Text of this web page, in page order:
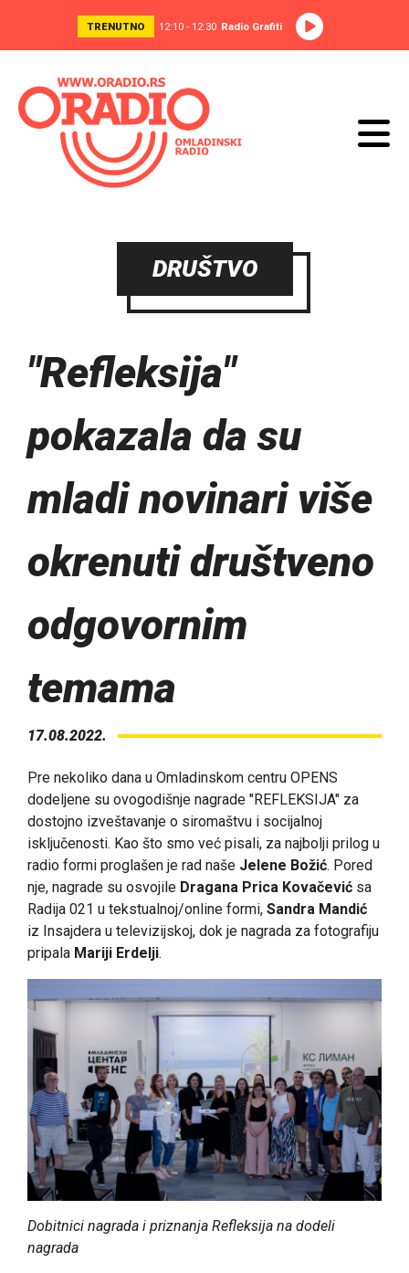
TRENUTNO 12:10 - 12:30 Radio Grafiti
DRUŠTVO
"Refleksija"
pokazala da su
mladi novinari više
okrenuti društveno
odgovornim
temama
17.08.2022.
Pre nekoliko dana u Omladinskom centru OPENS
dodeljene su ovogodišnje nagrade "REFLEKSIJA" za
dostojno izveštavanje o siromaštvu i socijalnoj
isključenosti. Kao što smo već pisali, za najbolji prilog u
radio formi proglašen je rad naše Jelene Božić. Pored
nje, nagrade su osvojile Dragana Prica Kovačević sa
Radija 021 u tekstualnoj/online formi, Sandra Mandić
iz Insajdera u televizijskoj, dok je nagrada za fotografiju
pripala Mariji Erdelji.
Dobitnici nagrada i priznanja Refleksija na dodeli
nagrada